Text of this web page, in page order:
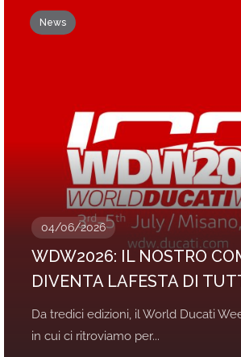
News
04/06/2026
WDW2026: IL NOSTRO
DIVENTA LAFESTA DI
Da tredici edizioni, il World Ducati
in cui ci ritroviamo per...